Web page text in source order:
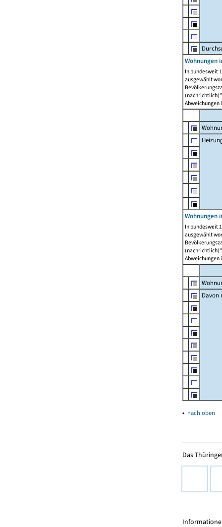
Wohnungen
In bundesweit
ausgewählt
Abweichungen
Wohnungen
In bundesweit
ausgewählt
Abweichungen
Davon
▴ nach oben
Das